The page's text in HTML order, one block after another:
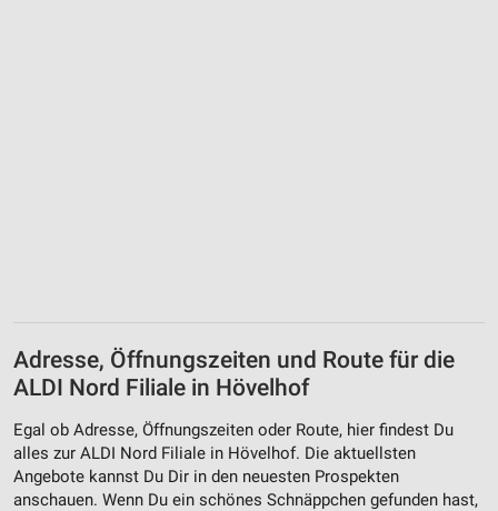
Adresse, Öffnungszeiten und Route für die
ALDI Nord Filiale in Hövelhof
Egal ob Adresse, Öffnungszeiten oder Route, hier findest Du
alles zur ALDI Nord Filiale in Hövelhof. Die aktuellsten
Angebote kannst Du Dir in den neuesten Prospekten
anschauen. Wenn Du ein schönes Schnäppchen gefunden hast,